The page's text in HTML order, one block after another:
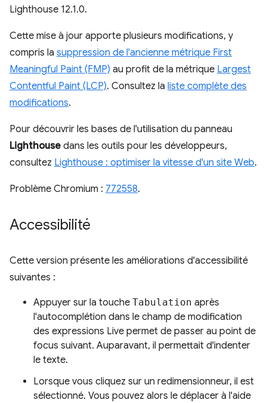
Lighthouse 12.1.0.
Cette mise à jour apporte plusieurs modifications, y
compris la suppression de l'ancienne métrique First
Meaningful Paint (FMP) au profit de la métrique Largest
Contentful Paint (LCP). Consultez la liste complète des
modifications.
Pour découvrir les bases de l'utilisation du panneau
Lighthouse dans les outils pour les développeurs,
consultez Lighthouse : optimiser la vitesse d'un site Web.
Problème Chromium : 772558.
Accessibilité
Cette version présente les améliorations d'accessibilité
suivantes :
Appuyer sur la touche Tabulation après
l'autocomplétion dans le champ de modification
des expressions Live permet de passer au point de
focus suivant. Auparavant, il permettait d'indenter
le texte.
Lorsque vous cliquez sur un redimensionneur, il est
sélectionné. Vous pouvez alors le déplacer à l'aide